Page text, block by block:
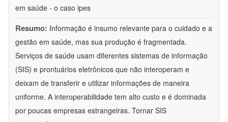
em saúde - o caso ipes
Resumo: Informação é insumo relevante para o cuidado e a
gestão em saúde, mas sua produção é fragmentada.
Serviços de saúde usam diferentes sistemas de informação
(SIS) e prontuários eletrônicos que não interoperam e
deixam de transferir e utilizar informações de maneira
uniforme. A interoperabilidade tem alto custo e é dominada
por poucas empresas estrangeiras. Tornar SIS